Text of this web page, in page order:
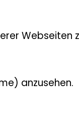
Webseiten
anzusehen.